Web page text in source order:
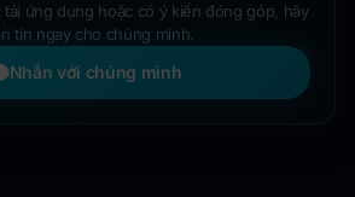
tải ứng dụng hoặc có ý kiến đóng góp, hãy
tin ngay cho chúng mình.
Nhắn với chúng mình